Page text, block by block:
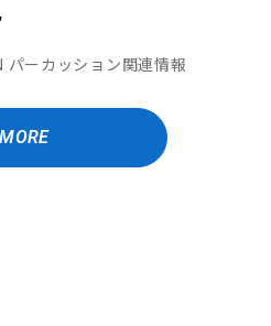
ーカッション関連情報
MORE